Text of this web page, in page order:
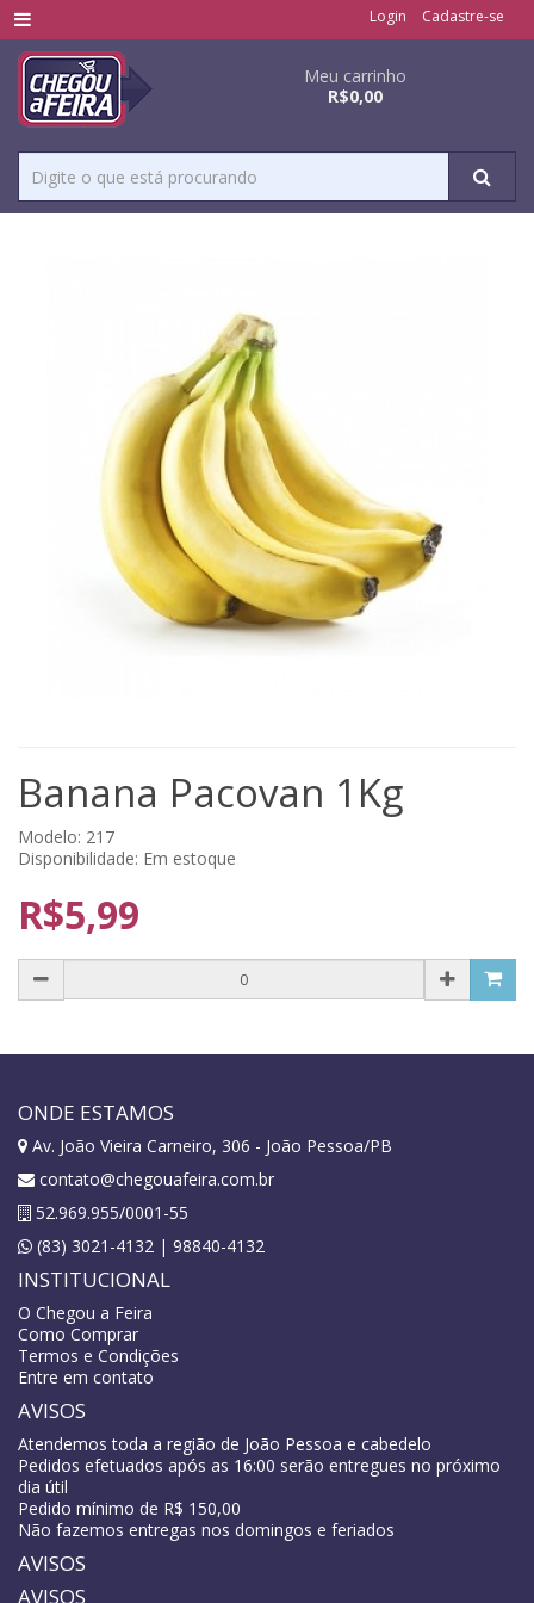
Login Cadastre-se
Meu carrinho
R$0,00
Banana Pacovan 1Kg
Modelo: 217
Disponibilidade: Em estoque
R$5,99
ONDE ESTAMOS
Av. João Vieira Carneiro, 306 - João Pessoa/PB
contato@chegouafeira.com.br
52.969.955/0001-55
(83) 3021-4132 | 98840-4132
INSTITUCIONAL
O Chegou a Feira
Como Comprar
Termos e Condições
Entre em contato
AVISOS
Atendemos toda a região de João Pessoa e cabedelo
Pedidos efetuados após as 16:00 serão entregues no próximo
dia útil
Pedido mínimo de R$ 150,00
Não fazemos entregas nos domingos e feriados
AVISOS
AVISOS